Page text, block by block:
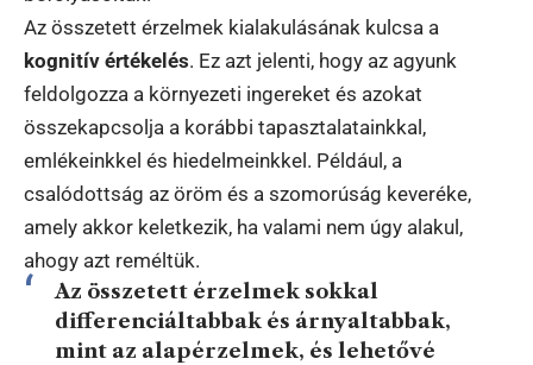
Az összetett érzelmek kialakulásának kulcsa a
kognitív értékelés. Ez azt jelenti, hogy az agyunk
feldolgozza a környezeti ingereket és azokat
összekapcsolja a korábbi tapasztalatainkkal,
emlékeinkkel és hiedelmeinkkel. Például, a
csalódottság az öröm és a szomorúság keveréke,
amely akkor keletkezik, ha valami nem úgy alakul,
ahogy azt reméltük.
Az összetett érzelmek sokkal
differenciáltabbak és árnyaltabbak,
mint az alapérzelmek, és lehetővé